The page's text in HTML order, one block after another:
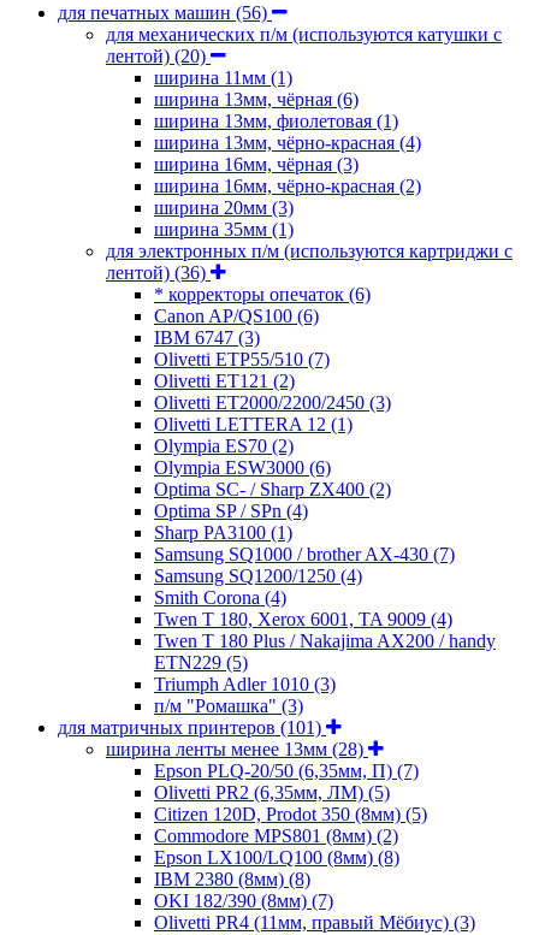
для печатных машин (56)
для механических п/м (используются катушки с
лентой) (20)
ширина 11мм (1)
ширина 13мм, чёрная (6)
ширина 13мм, фиолетовая (1)
ширина 13мм, чёрно-красная (4)
ширина 16мм, чёрная (3)
ширина 16мм, чёрно-красная (2)
ширина 20мм (3)
ширина 35мм (1)
для электронных п/м (используются картриджи с
лентой) (36)
* корректоры опечаток (6)
Canon AP/QS100 (6)
IBM 6747 (3)
Olivetti ETP55/510 (7)
Olivetti ET121 (2)
Olivetti ET2000/2200/2450 (3)
Olivetti LETTERA 12 (1)
Olympia ES70 (2)
Olympia ESW3000 (6)
Optima SC- / Sharp ZX400 (2)
Optima SP / SPn (4)
Sharp PA3100 (1)
Samsung SQ1000 / brother AX-430 (7)
Samsung SQ1200/1250 (4)
Smith Corona (4)
Twen T 180, Xerox 6001, TA 9009 (4)
Twen T 180 Plus / Nakajima AX200 / handy
ETN229 (5)
Triumph Adler 1010 (3)
п/м "Ромашка" (3)
для матричных принтеров (101)
ширина ленты менее 13мм (28)
Epson PLQ-20/50 (6,35мм, П) (7)
Olivetti PR2 (6,35мм, ЛМ) (5)
Citizen 120D, Prodot 350 (8мм) (5)
Commodore MPS801 (8мм) (2)
Epson LX100/LQ100 (8мм) (8)
IBM 2380 (8мм) (8)
OKI 182/390 (8мм) (7)
Olivetti PR4 (11мм, правый Мёбиус) (3)